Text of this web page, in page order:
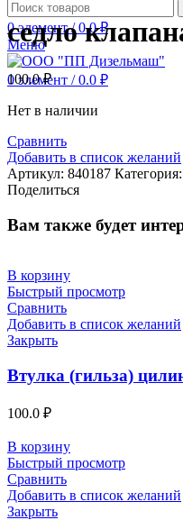
0элемент / 0.0₽
Меню
0элемент / 0.0 ₽
седло
100.0₽
Нет в наличии
Сравнить
Добавить в список желаний
Артикул: 840187 Категория:
Поделиться
Вам также будет
В корзину
Быстрый просмотр
Сравнить
Добавить в список желаний
Закрыть
Втулка (гильза)
100.0 ₽
В корзину
Быстрый просмотр
Сравнить
Добавить в список желаний
Закрыть